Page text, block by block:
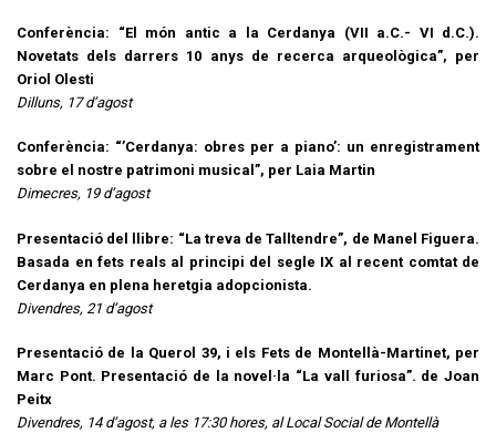
Conferència: “El món antic a la Cerdanya (VII a.C.- VI d.C.).
Novetats dels darrers 10 anys de recerca arqueològica”, per
Oriol Olesti
Dilluns, 17 d’agost
Conferència: “’Cerdanya: obres per a piano’: un enregistrament
sobre el nostre patrimoni musical”, per Laia Martin
Dimecres, 19 d’agost
Presentació del llibre: “La treva de Talltendre”, de Manel Figuera.
Basada en fets reals al principi del segle IX al recent comtat de
Cerdanya en plena heretgia adopcionista.
Divendres, 21 d’agost
Presentació de la Querol 39, i els Fets de Montellà-Martinet, per
Marc Pont. Presentació de la novel·la “La vall furiosa”. de Joan
Peitx
Divendres, 14 d’agost, a les 17:30 hores, al Local Social de Montellà